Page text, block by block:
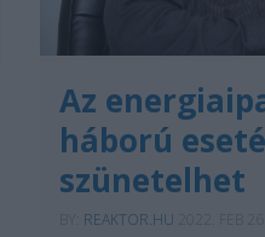
Az
háború
szünetelhet
REAKTOR.HU